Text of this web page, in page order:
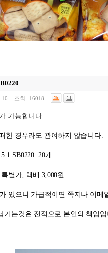
조회 : 16018
가능합니다.
한 경우라도 관여하지 않습니다.
SB0220 20개
별가, 택배 3,000원
있으니 가급적이면 쪽지나 이메
는것은 전적으로 본인의 책임입